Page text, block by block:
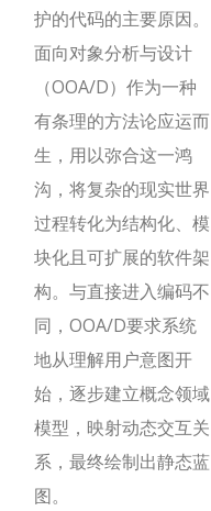
护的代码的主要原因。
面向对象分析与设计
（OOA/D）作为一种
有条理的方法论应运而
生，用以弥合这一鸿
沟，将复杂的现实世界
过程转化为结构化、模
块化且可扩展的软件架
构。与直接进入编码不
同，OOA/D要求系统
地从理解用户意图开
始，逐步建立概念领域
模型，映射动态交互关
系，最终绘制出静态蓝
图。